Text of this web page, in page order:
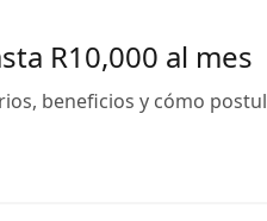
R10,000 al mes
beneficios y cómo